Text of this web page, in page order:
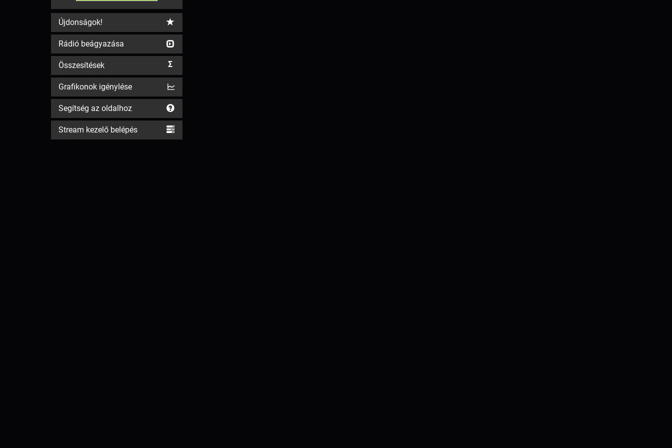
Újdonságok!
Rádió beágyazása
Összesítések Σ
Grafikonok igénylése
Segítség az oldalhoz
Stream kezelő belépés